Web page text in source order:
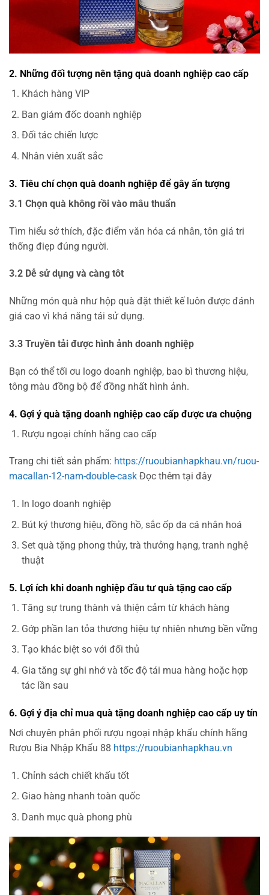
2. Những đối tượng nên tặng quà doanh nghiệp cao cấp
Khách hàng VIP
Ban giám đốc doanh nghiệp
Đối tác chiến lược
Nhân viên xuất sắc
3. Tiêu chí chọn quà doanh nghiệp để gây ấn tượng
3.1 Chọn quà không rồi vào mâu thuẩn
Tìm hiểu sở thích, đặc điểm văn hóa cá nhân, tôn giá tri
thống điẹp đúng người.
3.2 Dễ sử dụng và càng tôt
Những món quà như hộp quà đặt thiết kế luôn được đánh
giá cao vì khá năng tái sử dụng.
3.3 Truyền tải được hình ảnh doanh nghiệp
Bạn có thể tối ơu logo doanh nghiệp, bao bì thương hiệu,
tông màu đồng bộ để đồng nhất hình ảnh.
4. Gợi ý quà tặng doanh nghiệp cao cấp được ưa chuộng
Rượu ngoại chính hãng cao cấp
Trang chi tiết sản phẩm: https://ruoubianhapkhau.vn/ruou-
macallan-12-nam-double-cask Đọc thêm tại đây
In logo doanh nghiệp
Bút ký thương hiệu, đồng hồ, sắc ốp da cá nhân hoá
Set quà tặng phong thủy, trà thưởng hạng, tranh nghệ
thuật
5. Lợi ích khi doanh nghiệp đầu tư quà tặng cao cấp
Tăng sự trung thành và thiện cảm từ khách hàng
Gớp phần lan tỏa thương hiệu tự nhiên nhưng bền vững
Tạo khác biệt so với đối thủ
Gia tăng sự ghi nhớ và tốc độ tái mua hàng hoặc hợp
tác lần sau
6. Gợi ý địa chỉ mua quà tặng doanh nghiệp cao cấp uy tín
Nơi chuyên phân phối rượu ngoại nhập khẩu chính hãng
Rượu Bia Nhập Khẩu 88 https://ruoubianhapkhau.vn
Chỉnh sách chiết khấu tốt
Giao hàng nhanh toàn quốc
Danh mục quà phong phù